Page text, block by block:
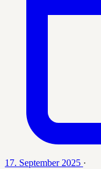
17. September 2025 ·